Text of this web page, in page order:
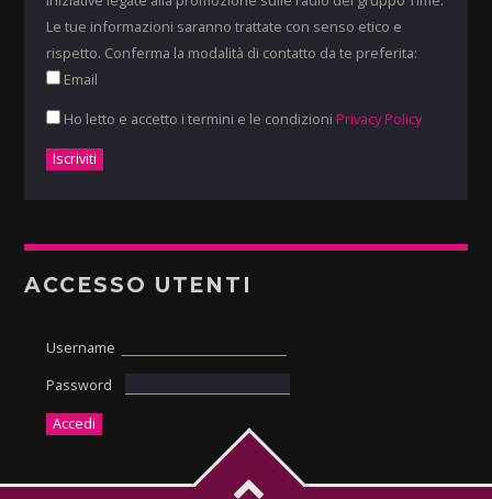
Le tue informazioni saranno trattate con senso etico e
rispetto. Conferma la modalità di contatto da te preferita:
Email
Ho letto e accetto i termini e le condizioni Privacy Policy
ACCESSO UTENTI
Username
Password